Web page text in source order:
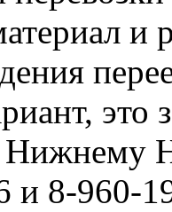
и
это
Нижнему
и 8-960-